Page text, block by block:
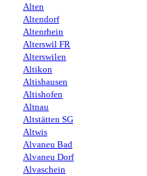
Alten
Altendorf
Altenrhein
Alterswil FR
Alterswilen
Altikon
Altishausen
Altishofen
Altnau
Altstätten SG
Altwis
Alvaneu Bad
Alvaneu Dorf
Alvaschein